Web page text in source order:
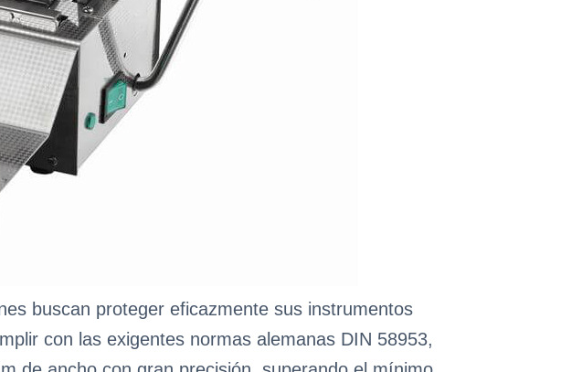
buscan proteger eficazmente sus instrumentos
con las exigentes normas alemanas DIN 58953,